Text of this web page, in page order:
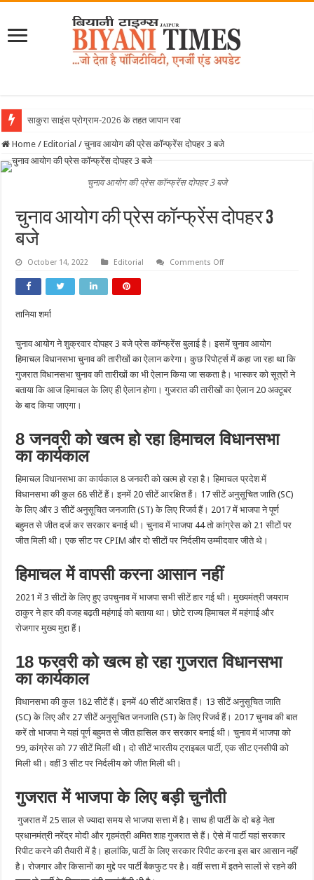
साकुरा साइंस प्रोग्राम-2026 के तहत जापान रवाना हुई बियान
Home / Editorial / चुनाव आयोग की प्रेस कॉन्फ्रेंस दोपहर 3 बजे
चुनाव आयोग की प्रेस कॉन्फ्रेंस दोपहर 3 बजे
चुनाव आयोग की प्रेस कॉन्फ्रेंस दोपहर 3
बजे
October 14, 2022 Editorial Comments Offon
तानिया शर्मा
चुनाव आयोग ने शुक्रवार दोपहर 3 बजे प्रेस कॉन्फ्रेंस बुलाई है। इसमें चुनाव आयोग
हिमाचल विधानसभा चुनाव की तारीखों का ऐलान करेगा। कुछ रिपोर्ट्स में कहा जा रहा था कि
गुजरात विधानसभा चुनाव की तारीखों का भी ऐलान किया जा सकता है। भास्कर को सूत्रों ने
बताया कि आज हिमाचल के लिए ही ऐलान होगा। गुजरात की तारीखों का ऐलान 20 अक्टूबर
के बाद किया जाएगा।
8 जनवरी को खत्म हो रहा हिमाचल विधानसभा
का कार्यकाल
हिमाचल विधानसभा का कार्यकाल 8 जनवरी को खत्म हो रहा है। हिमाचल प्रदेश में
विधानसभा की कुल 68 सीटें हैं। इनमें 20 सीटें आरक्षित हैं। 17 सीटें अनुसूचित जाति (SC)
के लिए और 3 सीटें अनुसूचित जनजाति (ST) के लिए रिजर्व हैं। 2017 में भाजपा ने पूर्ण
बहुमत से जीत दर्ज कर सरकार बनाई थी। चुनाव में भाजपा 44 तो कांग्रेस को 21 सीटों पर
जीत मिली थी। एक सीट पर CPIM और दो सीटों पर निर्दलीय उम्मीदवार जीते थे।
हिमाचल में वापसी करना आसान नहीं
2021 में 3 सीटों के लिए हुए उपचुनाव में भाजपा सभी सीटें हार गई थी। मुख्यमंत्री जयराम
ठाकुर ने हार की वजह बढ़ती महंगाई को बताया था। छोटे राज्य हिमाचल में महंगाई और
रोजगार मुख्य मुद्दा हैं।
18 फरवरी को खत्म हो रहा गुजरात विधानसभा
का कार्यकाल
विधानसभा की कुल 182 सीटें हैं। इनमें 40 सीटें आरक्षित हैं। 13 सीटें अनुसूचित जाति
(SC) के लिए और 27 सीटें अनुसूचित जनजाति (ST) के लिए रिजर्व हैं। 2017 चुनाव की बात
करें तो भाजपा ने यहां पूर्ण बहुमत से जीत हासिल कर सरकार बनाई थी। चुनाव में भाजपा को
99, कांग्रेस को 77 सीटें मिलीं थी। दो सीटें भारतीय ट्राइबल पार्टी, एक सीट एनसीपी को
मिली थी। वहीं 3 सीट पर निर्दलीय को जीत मिली थी।
गुजरात में भाजपा के लिए बड़ी चुनौती
गुजरात में 25 साल से ज्यादा समय से भाजपा सत्ता में है। साथ ही पार्टी के दो बड़े नेता
प्रधानमंत्री नरेंद्र मोदी और गृहमंत्री अमित शाह गुजरात से हैं। ऐसे में पार्टी यहां सरकार
रिपीट करने की तैयारी में है। हालांकि, पार्टी के लिए सरकार रिपीट करना इस बार आसान नहीं
है। रोजगार और किसानों का मुद्दे पर पार्टी बैकफुट पर है। वहीं सत्ता में इतने सालों से रहने की